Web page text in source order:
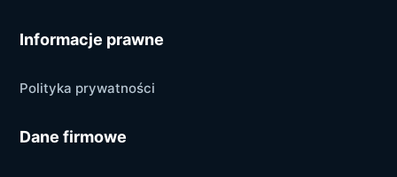
Informacje prawne
Polityka prywatności
Dane firmowe